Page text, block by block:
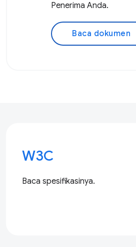
Penerima Anda.
Baca dokumen
W3C
Baca spesifikasinya.